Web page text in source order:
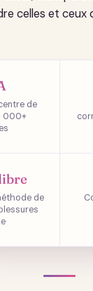
celles et ceux
de
000+
de